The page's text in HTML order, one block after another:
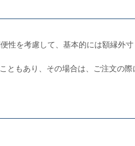
性を考慮して、基本的には額縁外
ともあり、その場合は、ご注文の際